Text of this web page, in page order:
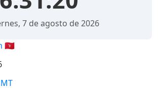
7 de agosto de 2026
🇮🇲